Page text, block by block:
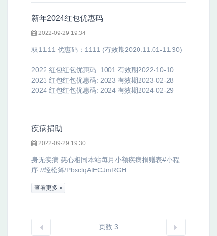
新年2024红包优惠码
2022-09-29 19:34
双11.11 优惠码：1111 (有效期2020.11.01-11.30)
2022 红包红包优惠码: 1001 有效期2022-10-10
2023 红包红包优惠码: 2023 有效期2023-02-28
2024 红包红包优惠码: 2024 有效期2024-02-29
疾病捐助
2022-09-29 19:30
身无疾病 慈心相同本站每月小额疾病捐赠表#小程
序://轻松筹/PbsclqAtECJmRGH ...
查看更多 »
页数 3